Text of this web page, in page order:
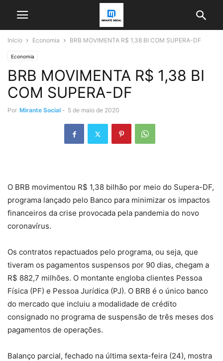
Início Economia BRB MOVIMENTA R$ 1,38 BI COM SUPERA-DF
Economia
BRB MOVIMENTA R$ 1,38 BI
COM SUPERA-DF
Por Mirante Social - 5 de maio de 2020
O BRB movimentou R$ 1,38 bilhão por meio do Supera-DF,
programa lançado pelo Banco para minimizar os impactos
financeiros da crise provocada pela pandemia do novo
coronavírus.
Os contratos repactuados pelo programa, ou seja, que
tiveram os pagamentos suspensos por 90 dias, chegam a
R$ 882,7 milhões. O montante engloba clientes Pessoa
Física (PF) e Pessoa Jurídica (PJ). O BRB é o único banco
do mercado que incluiu a modalidade de crédito
consignado no programa de suspensão de três meses dos
pagamentos de operações.
Balanço parcial, fechado na última sexta-feira (24), mostra